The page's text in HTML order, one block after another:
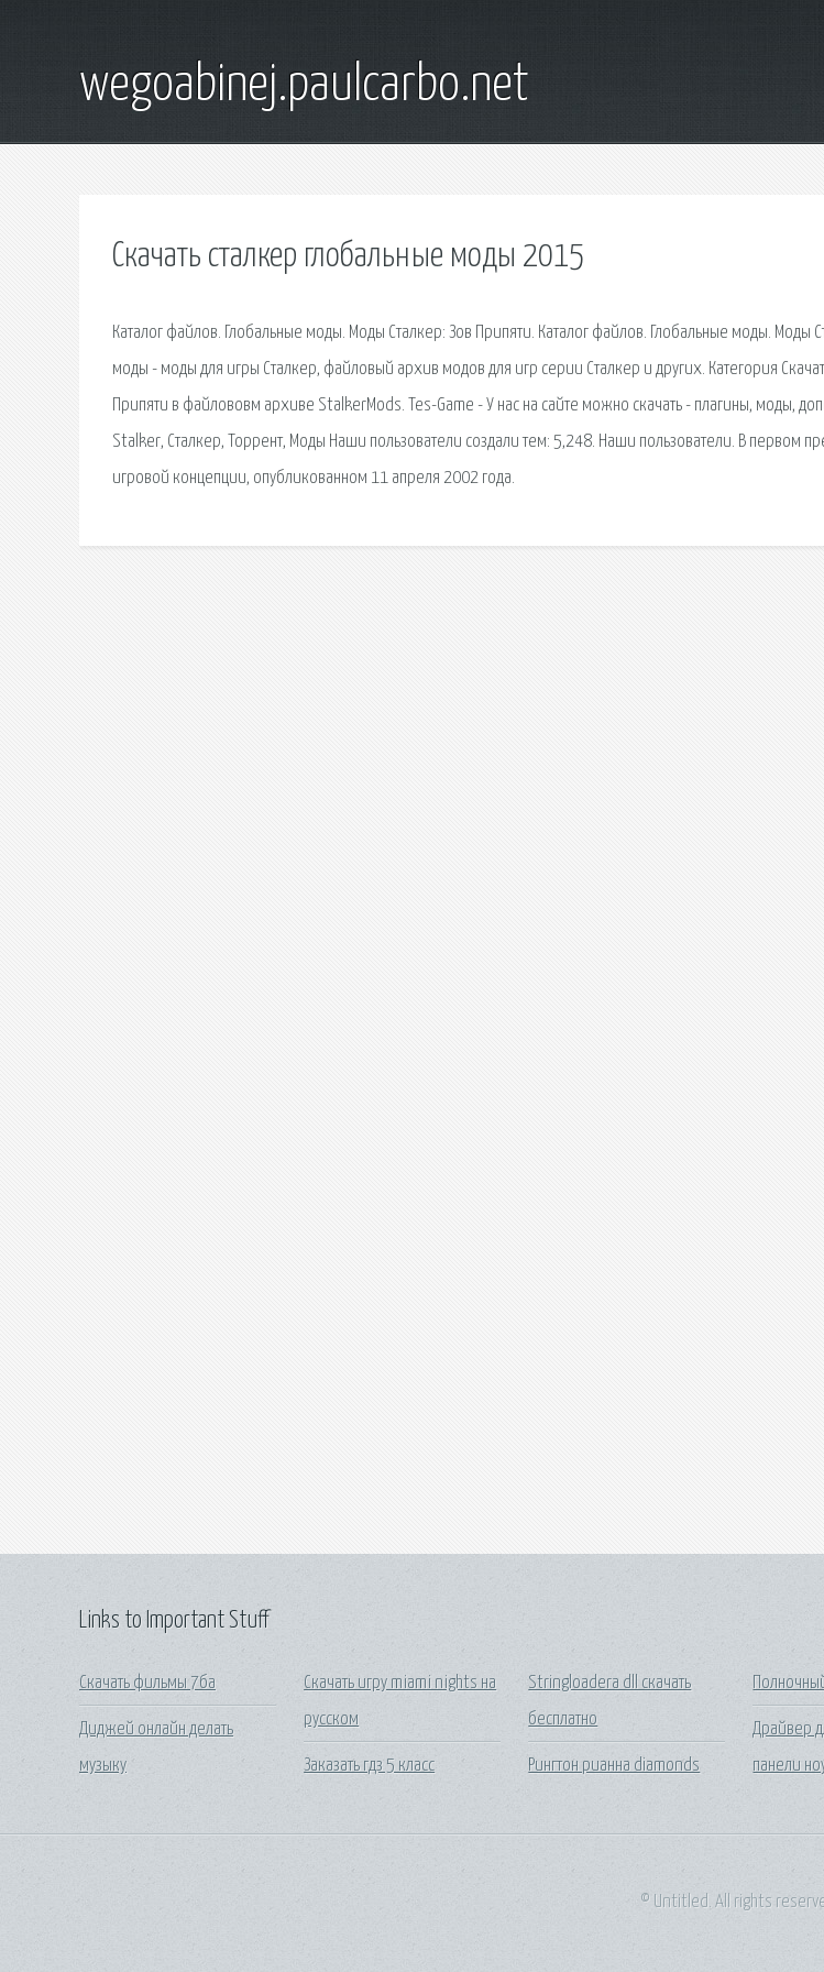
wegoabinej.paulcarbo.net
Скачать сталкер глобальные моды 2015
Каталог файлов. Глобальные моды. Моды Сталкер: Зов Припяти. Каталог файлов. Глобальные моды. Моды
моды - моды для игры Сталкер, файловый архив модов для игр серии Сталкер и других. Категория
Припяти в файлововм архиве StalkerMods. Tes-Game - У нас на сайте можно скачать - плагины, моды,
Stalker, Сталкер, Торрент, Моды Наши пользователи создали тем: 5,248. Наши пользователи. В первом
игровой концепции, опубликованном 11 апреля 2002 года.
Links to Important Stuff
Скачать фильмы 7ба
Диджей онлайн делать
музыку
Скачать игру miami nights на
русском
Заказать гдз 5 класс
Stringloadera dll скачать
бесплатно
Рингтон рианна diamonds
Драйвер
панели
© Untitled. All rights